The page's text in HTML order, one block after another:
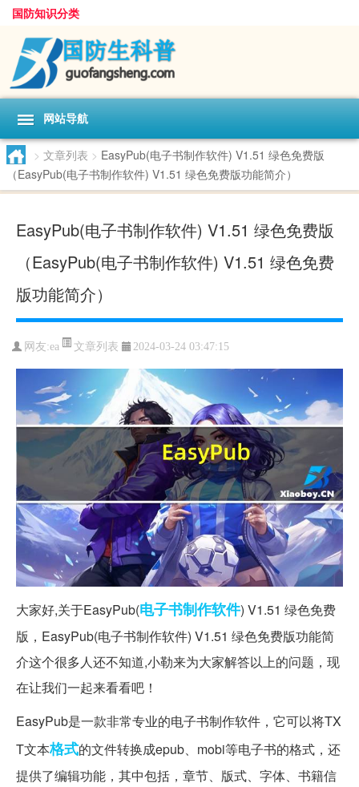
国防知识分类
网站导航
> 文章列表 > EasyPub(电子书制作软件) V1.51 绿色免费版
（EasyPub(电子书制作软件) V1.51 绿色免费版功能简介）
EasyPub(电子书制作软件) V1.51 绿色免费版
（EasyPub(电子书制作软件) V1.51 绿色免费
版功能简介）
网友:ea 文章列表 2024-03-24 03:47:15
大家好,关于EasyPub(电子书制作软件) V1.51 绿色免费
版，EasyPub(电子书制作软件) V1.51 绿色免费版功能简
介这个很多人还不知道,小勒来为大家解答以上的问题，现
在让我们一起来看看吧！
EasyPub是一款非常专业的电子书制作软件，它可以将TX
T文本格式的文件转换成epub、mobi等电子书的格式，还
提供了编辑功能，其中包括，章节、版式、字体、书籍信